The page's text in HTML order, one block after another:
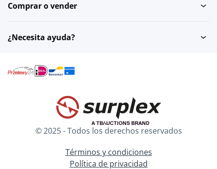
Disyuntores
Amoladoras eléctricas
Aspiradores de polvo
para ejes
Comprar o vender
¿Necesita ayuda?
© 2025 - Todos los derechos reservados
Términos y condiciones
Política de privacidad